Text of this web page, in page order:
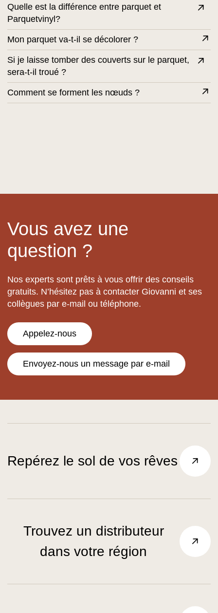
Quelle est la différence entre parquet et
Parquetvinyl?
Mon parquet va-t-il se décolorer ?
Si je laisse tomber des couverts sur le parquet,
sera-t-il troué ?
Comment se forment les nœuds ?
Vous avez une
question ?
Nos experts sont prêts à vous offrir des conseils
gratuits. N’hésitez pas à contacter Giovanni et ses
collègues par e-mail ou téléphone.
Appelez-nous
Envoyez-nous un message par e-mail
Repérez le sol de vos rêves
Trouvez un distributeur
dans votre région